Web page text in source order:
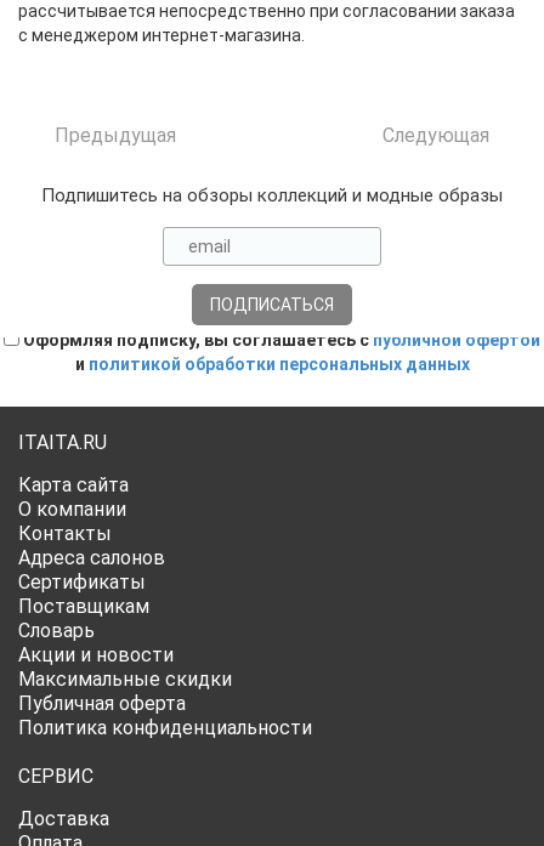
рассчитывается непосредственно при согласовании заказа
с менеджером интернет-магазина.
Предыдущая Следующая
Подпишитесь на обзоры коллекций и модные образы
Оформляя подписку, вы соглашаетесь с публичной офертой
и политикой обработки персональных данных
ITAITA.RU
Карта сайта
О компании
Контакты
Адреса салонов
Сертификаты
Поставщикам
Словарь
Акции и новости
Максимальные скидки
Публичная оферта
Политика конфиденциальности
СЕРВИС
Доставка